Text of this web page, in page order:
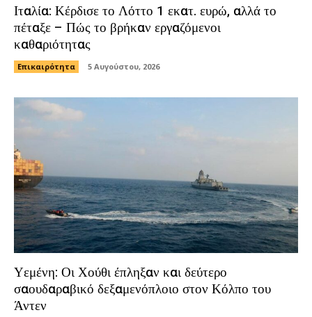
Ιταλία: Κέρδισε το Λόττο 1 εκατ. ευρώ, αλλά το
πέταξε – Πώς το βρήκαν εργαζόμενοι
καθαριότητας
Επικαιρότητα 5 Αυγούστου, 2026
Υεμένη: Οι Χούθι έπληξαν και δεύτερο
σαουδαραβικό δεξαμενόπλοιο στον Κόλπο του
Άντεν